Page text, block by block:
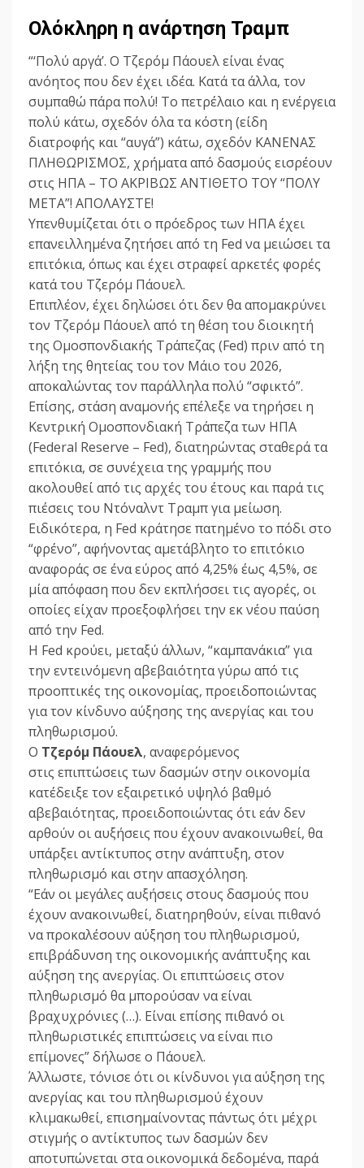
Ολόκληρη η ανάρτηση Τραμπ
“‘Πολύ αργά’. Ο Τζερόμ Πάουελ είναι ένας
ανόητος που δεν έχει ιδέα. Κατά τα άλλα, τον
συμπαθώ πάρα πολύ! Το πετρέλαιο και η ενέργεια
πολύ κάτω, σχεδόν όλα τα κόστη (είδη
διατροφής και “αυγά”) κάτω, σχεδόν ΚΑΝΕΝΑΣ
ΠΛΗΘΩΡΙΣΜΟΣ, χρήματα από δασμούς εισρέουν
στις ΗΠΑ – ΤΟ ΑΚΡΙΒΩΣ ΑΝΤΙΘΕΤΟ ΤΟΥ “ΠΟΛΥ
ΜΕΤΑ”! ΑΠΟΛΑΥΣΤΕ!
Υπενθυμίζεται ότι ο πρόεδρος των ΗΠΑ έχει
επανειλλημένα ζητήσει από τη Fed να μειώσει τα
επιτόκια, όπως και έχει στραφεί αρκετές φορές
κατά του Τζερόμ Πάουελ.
Επιπλέον, έχει δηλώσει ότι δεν θα απομακρύνει
τον Τζερόμ Πάουελ από τη θέση του διοικητή
της Ομοσπονδιακής Τράπεζας (Fed) πριν από τη
λήξη της θητείας του τον Μάιο του 2026,
αποκαλώντας τον παράλληλα πολύ “σφικτό”.
Επίσης, στάση αναμονής επέλεξε να τηρήσει η
Κεντρική Ομοσπονδιακή Τράπεζα των ΗΠΑ
(Federal Reserve – Fed), διατηρώντας σταθερά τα
επιτόκια, σε συνέχεια της γραμμής που
ακολουθεί από τις αρχές του έτους και παρά τις
πιέσεις του Ντόναλντ Τραμπ για μείωση.
Ειδικότερα, η Fed κράτησε πατημένο το πόδι στο
“φρένο”, αφήνοντας αμετάβλητο το επιτόκιο
αναφοράς σε ένα εύρος από 4,25% έως 4,5%, σε
μία απόφαση που δεν εκπλήσσει τις αγορές, οι
οποίες είχαν προεξοφλήσει την εκ νέου παύση
από την Fed.
Η Fed κρούει, μεταξύ άλλων, “καμπανάκια” για
την εντεινόμενη αβεβαιότητα γύρω από τις
προοπτικές της οικονομίας, προειδοποιώντας
για τον κίνδυνο αύξησης της ανεργίας και του
πληθωρισμού.
Ο Τζερόμ Πάουελ, αναφερόμενος
στις επιπτώσεις των δασμών στην οικονομία
κατέδειξε τον εξαιρετικό υψηλό βαθμό
αβεβαιότητας, προειδοποιώντας ότι εάν δεν
αρθούν οι αυξήσεις που έχουν ανακοινωθεί, θα
υπάρξει αντίκτυπος στην ανάπτυξη, στον
πληθωρισμό και στην απασχόληση.
“Εάν οι μεγάλες αυξήσεις στους δασμούς που
έχουν ανακοινωθεί, διατηρηθούν, είναι πιθανό
να προκαλέσουν αύξηση του πληθωρισμού,
επιβράδυνση της οικονομικής ανάπτυξης και
αύξηση της ανεργίας. Οι επιπτώσεις στον
πληθωρισμό θα μπορούσαν να είναι
βραχυχρόνιες (…). Είναι επίσης πιθανό οι
πληθωριστικές επιπτώσεις να είναι πιο
επίμονες” δήλωσε ο Πάουελ.
Άλλωστε, τόνισε ότι οι κίνδυνοι για αύξηση της
ανεργίας και του πληθωρισμού έχουν
κλιμακωθεί, επισημαίνοντας πάντως ότι μέχρι
στιγμής ο αντίκτυπος των δασμών δεν
αποτυπώνεται στα οικονομικά δεδομένα, παρά